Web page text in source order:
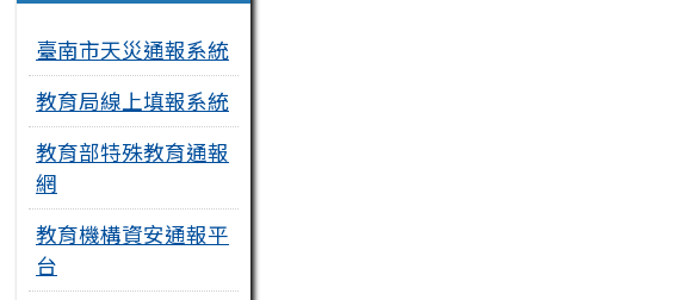
臺南市天災通報系統
教育局線上填報系統
教育部特殊教育通報
網
教育機構資安通報平
台